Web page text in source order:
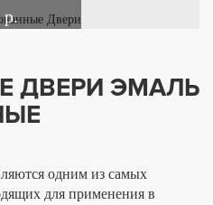
р.
ДВЕРИ ЭМАЛЬ
одним из самых
для применения в